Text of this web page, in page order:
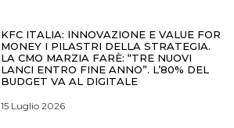
KFC ITALIA: INNOVAZIONE E VALUE FOR
MONEY I PILASTRI DELLA STRATEGIA.
LA CMO MARZIA FARÈ: “TRE NUOVI
LANCI ENTRO FINE ANNO”. L’80% DEL
BUDGET VA AL DIGITALE
15 Luglio 2026